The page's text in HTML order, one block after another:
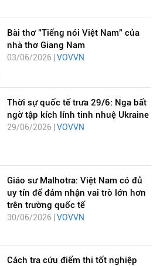
Bài thơ "Tiếng nói Việt Nam" của
nhà thơ Giang Nam
03/06/2026 | VOVVN
Thời sự quốc tế trưa 29/6: Nga bất
ngờ tập kích lính tinh nhuệ Ukraine
29/06/2026 | VOVVN
Giáo sư Malhotra: Việt Nam có đủ
uy tín để đảm nhận vai trò lớn hơn
trên trường quốc tế
30/06/2026 | VOVVN
Cách tra cứu điểm thi tốt nghiệp